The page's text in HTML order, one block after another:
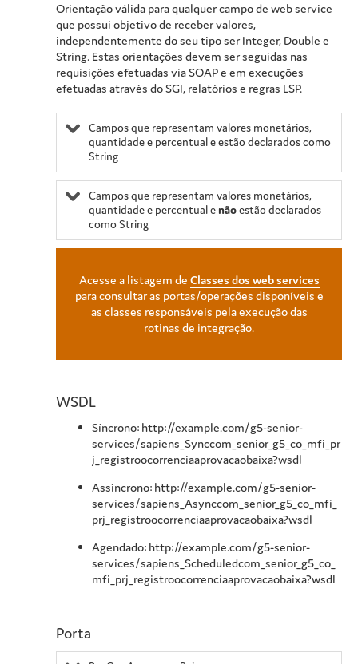
Orientação válida para qualquer campo de web service
que possui objetivo de receber valores,
independentemente do seu tipo ser Integer, Double e
String. Estas orientações devem ser seguidas nas
requisições efetuadas via SOAP e em execuções
efetuadas através do SGI, relatórios e regras LSP.
Campos que representam valores monetários,
quantidade e percentual e estão declarados como
String
Campos que representam valores monetários,
quantidade e percentual e nãoestão declarados
como String
Acesse a listagem de Classes dos web services
para consultar as portas/operações disponíveis e
as classes responsáveis pela execução das
rotinas de integração.
WSDL
Síncrono: http://example.com/g5-senior-
services/sapiens_Synccom_senior_g5_co_mfi_pr
j_registroocorrenciaaprovacaobaixa?wsdl
Assíncrono: http://example.com/g5-senior-
services/sapiens_Asynccom_senior_g5_co_mfi_
prj_registroocorrenciaaprovacaobaixa?wsdl
Agendado: http://example.com/g5-senior-
services/sapiens_Scheduledcom_senior_g5_co_
mfi_prj_registroocorrenciaaprovacaobaixa?wsdl
Porta